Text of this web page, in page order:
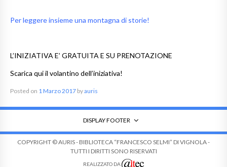
Per leggere insieme una montagna di storie!
L’INIZIATIVA E’ GRATUITA E SU PRENOTAZIONE
Scarica qui il volantino dell’iniziativa!
Posted on 1 Marzo 2017 byauris
DISPLAY FOOTER
COPYRIGHT © AURIS - BIBLIOTECA “FRANCESCO SELMI” DI VIGNOLA -
TUTTI I DIRITTI SONO RISERVATI
REALIZZATO DA